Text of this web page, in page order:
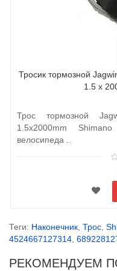
Тросик тормозной
1.5 х
Трос тормозной
1.5х2000mm
велосипеда ..
Теги: Наконечник, Трос,
4524667127314,
РЕКОМЕНДУЕМ